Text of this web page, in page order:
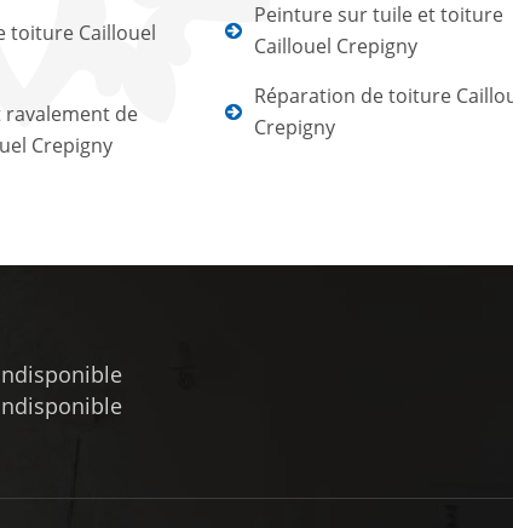
toiture Caillouel
ravalement de
Crepigny
Peinture sur tuile et toiture
Caillouel Crepigny
Réparation de toiture
Crepigny